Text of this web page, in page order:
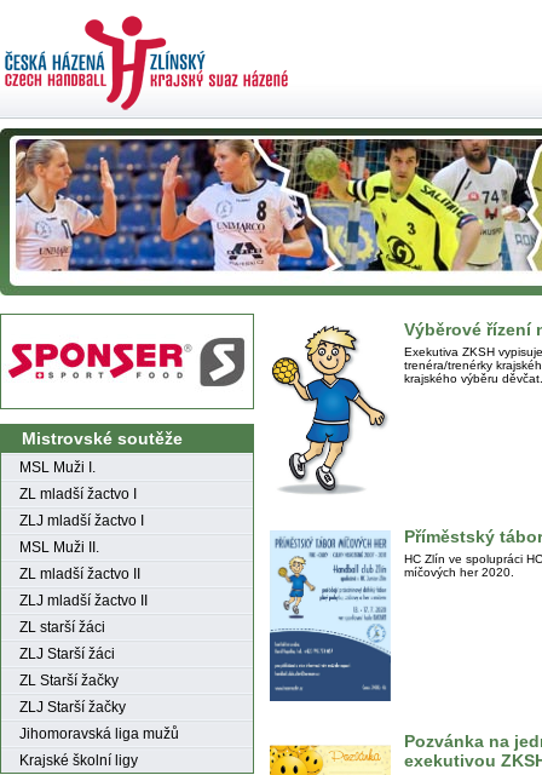
Mistrovské soutěže
MSL Muži I.
ZL mladší žactvo I
ZLJ mladší žactvo I
MSL Muži II.
ZL mladší žactvo II
ZLJ mladší žactvo II
ZL starší žáci
ZLJ Starší žáci
ZL Starší žačky
ZLJ Starší žačky
Jihomoravská liga mužů
Krajské školní ligy
Výběrové řízení
Exekutiva ZKSH
trenéra/trenérky
krajského výběru děvčat.
Příměstský
HC Zlín ve spolupráci
míčových her 2020.
Pozvánka na
exekutivou